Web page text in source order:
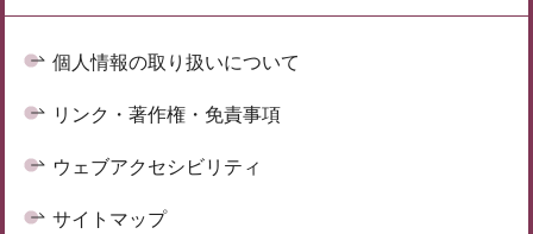
個人情報の取り扱いについて
リンク・著作権・免責事項
ウェブアクセシビリティ
サイトマップ